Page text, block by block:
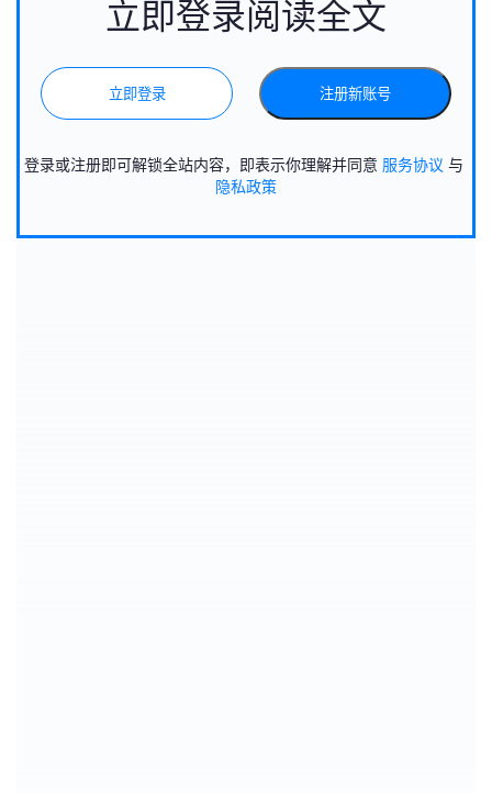
立即登录阅读全文
立即登录 注册新账号
登录或注册即可解锁全站内容，即表示你理解并同意 服务协议 与
隐私政策